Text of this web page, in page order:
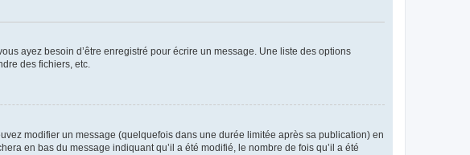
ayez besoin d’être enregistré pour écrire un message. Une liste des options
des fichiers, etc.
modifier un message (quelquefois dans une durée limitée après sa publication) en
en bas du message indiquant qu’il a été modifié, le nombre de fois qu’il a été